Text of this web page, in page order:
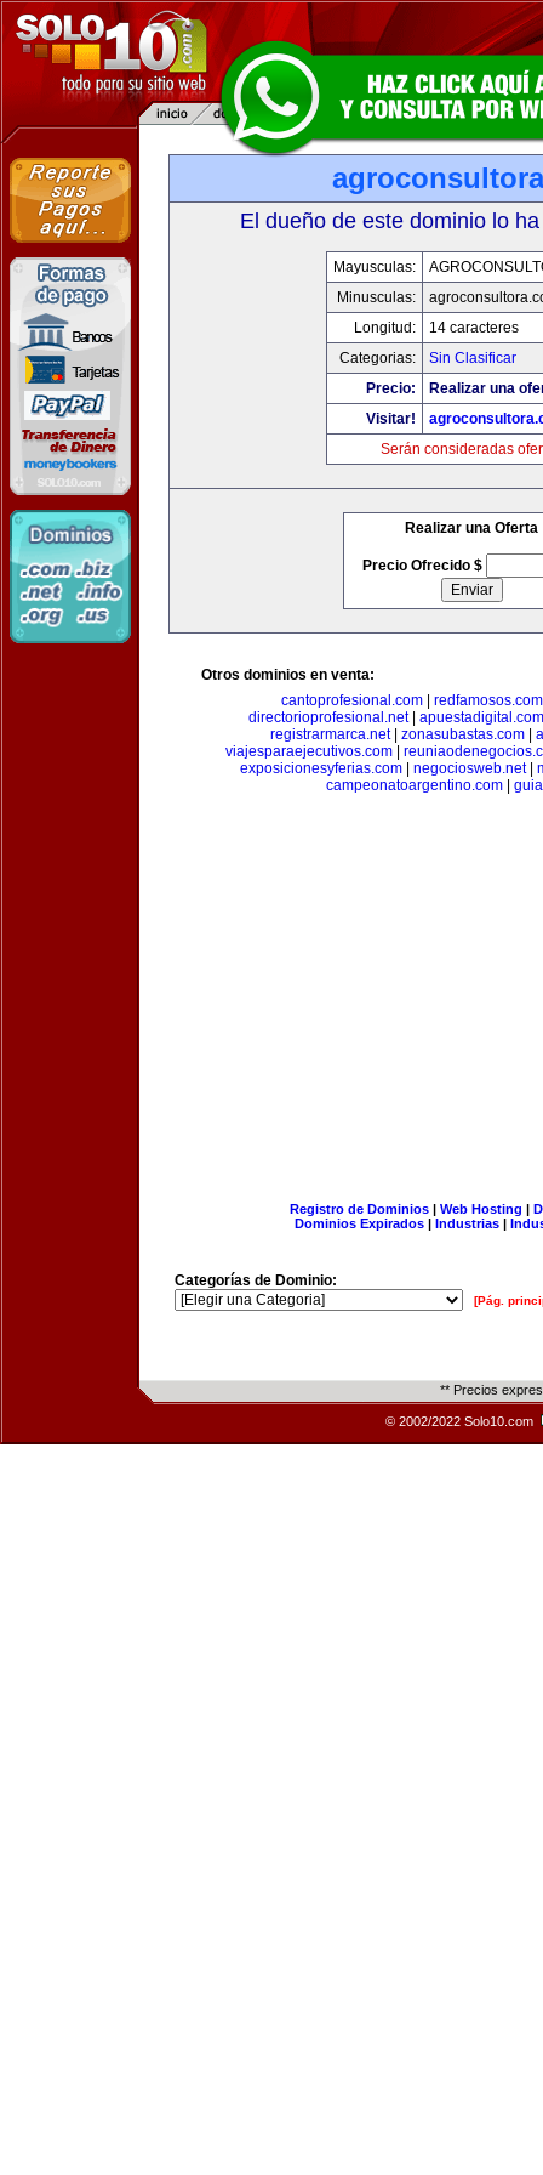
El dueño de este dominio lo
Mayusculas:
Minusculas:
Longitud:
14 caracteres
Categorias:
Sin Clasificar
Precio:
Realizar una
Visitar!
Serán consideradas
Realizar una Oferta
Precio Ofrecido $
Otros dominios en venta:
cantoprofesional.com
redfamosos.com
directorioprofesional.net| apuestadigital.com
registrarmarca.net| zonasubastas.com|
viajesparaejecutivos.com|
exposicionesyferias.com
negociosweb.net|
campeonatoargentino.com|
Registro de Dominios| Web Hosting |
Dominios Expirados | Industrias |
Categorías de Dominio:
[Pág.
** Precios
© 2002/2022 Solo10.com